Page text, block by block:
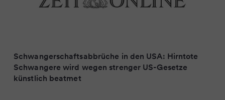
Schwangerschaftsabbrüche in den USA: Hirntote
Schwangere wird wegen strenger US-Gesetze
künstlich beatmet